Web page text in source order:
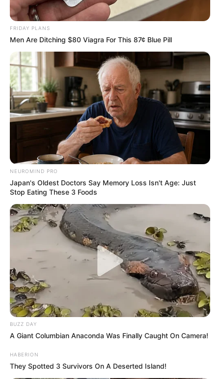
MEMBROS DE INSTITUTO REBATEM
PROMOTORA EXTREMISTA QUE SE REVOLTOU
POR CITAÇÃO A DEUS
pensandodireita.com
Pick A Ring And Nail Shape To Reveal Your
Darkest Secrets!
Buzz Day
A Routine Dig Came To A Sudden Stop After This
Discovery